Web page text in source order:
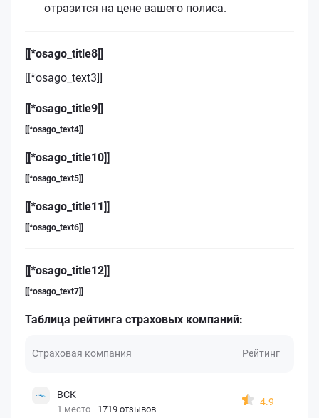
отразится на цене вашего полиса.
[[*osago_title8]]
[[*osago_text3]]
[[*osago_title9]]
[[*osago_text4]]
[[*osago_title10]]
[[*osago_text5]]
[[*osago_title11]]
[[*osago_text6]]
[[*osago_title12]]
[[*osago_text7]]
Таблица рейтинга страховых компаний:
Страховая компания Рейтинг
ВСК
1 место 1719 отзывов
4.9